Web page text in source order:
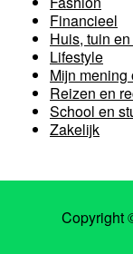
Financieel
Huis, tuin
Lifestyle
Mijn mening
Reizen en
School en
Zakelijk
Copyright